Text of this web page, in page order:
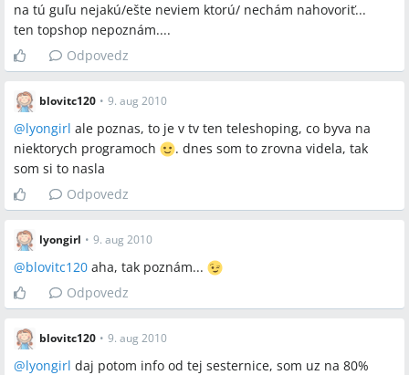
na tú guľu nejakú/ešte neviem ktorú/ nechám nahovoriť...
ten topshop nepoznám....
Odpovedz
blovitc120 • 9. aug 2010
@lyongirl ale poznas, to je v tv ten teleshoping, co byva na
niektorych programoch
. dnes som to zrovna videla, tak
som si to nasla
Odpovedz
lyongirl • 9. aug 2010
@blovitc120 aha, tak poznám...
Odpovedz
blovitc120 • 9. aug 2010
@lyongirl daj potom info od tej sesternice, som uz na 80%